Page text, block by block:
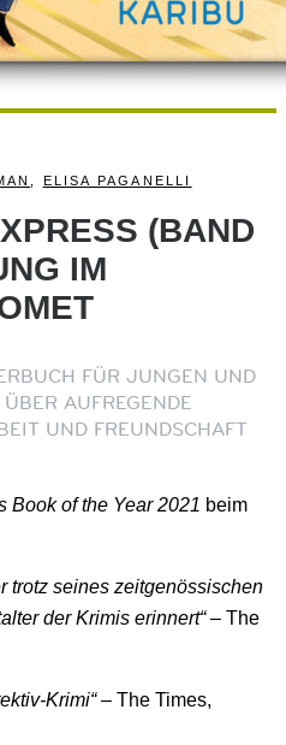
ELISA PAGANELLI
(BAND
IM
FÜR JUNGEN UND
AUFREGENDE
UND FREUNDSCHAFT
Book of the Year 2021 beim
trotz seines zeitgenössischen
der Krimis erinnert“– The
Krimi“– The Times,